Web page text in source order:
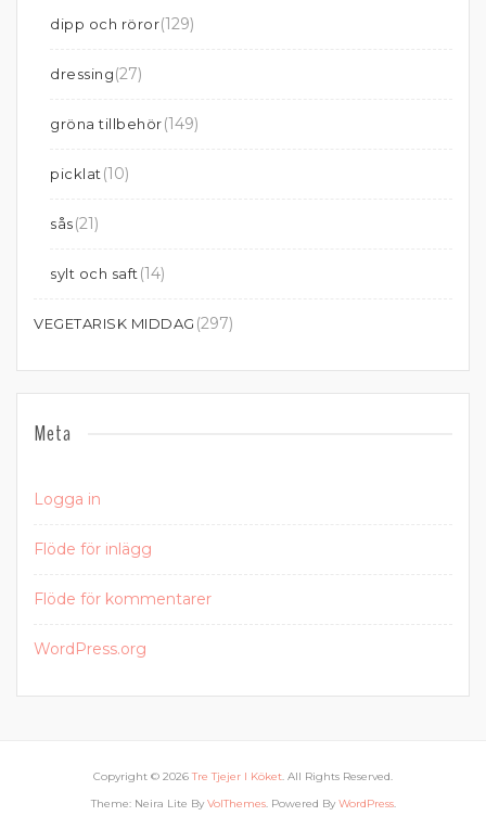
dipp och röror(129)
dressing(27)
gröna tillbehör(149)
picklat (10)
sås(21)
sylt och saft (14)
VEGETARISK MIDDAG (297)
Meta
Logga in
Flöde för inlägg
Flöde för kommentarer
WordPress.org
Copyright © 2026Tre Tjejer I Köket. All Rights Reserved.
Theme: Neira Lite By VolThemes. Powered By WordPress.